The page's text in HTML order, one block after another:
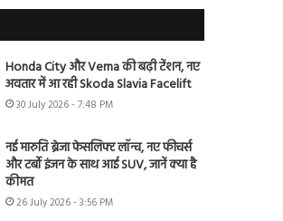
Honda City और Verna की बढ़ी टेंशन, नए
अवतार में आ रही Skoda Slavia Facelift
30 July 2026 - 7:48 PM
नई मारुति ब्रेजा फेसलिफ्ट लॉन्च, नए फीचर्स
और टर्बो इंजन के साथ आई SUV, जानें क्या है
कीमत
26 July 2026 - 3:56 PM